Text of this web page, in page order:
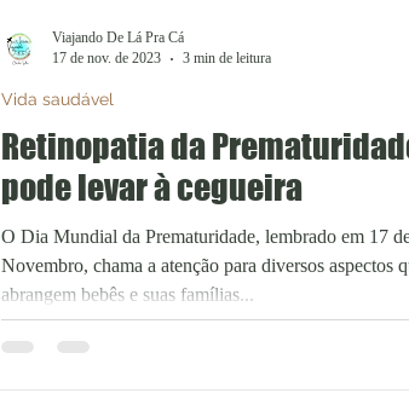
Retinopatia da
pode levar à cegueira
O Dia Mundial da Prematuridade, lembrado em 17
Novembro, chama a atenção para diversos aspectos
abrangem bebês e suas famílias...
Vida saudável
Viajando De Lá Pra Cá
17 de nov. de 2023
3 min de leitura